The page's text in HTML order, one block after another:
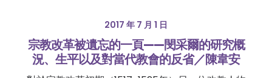
2017 年 7 月 1 日
宗教改革被遺忘的一頁——閔采爾的研究概
況、生平以及對當代教會的反省／陳韋安